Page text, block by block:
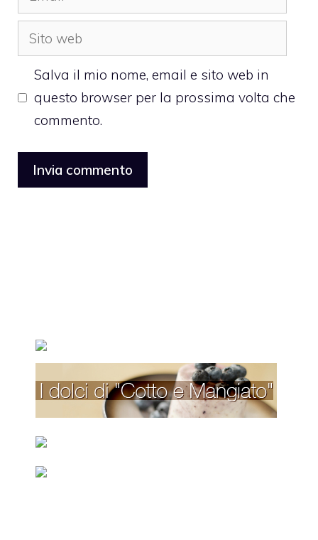
Sito
web
Salva il mio nome, email e sito web in
questo browser per la prossima volta che
commento.